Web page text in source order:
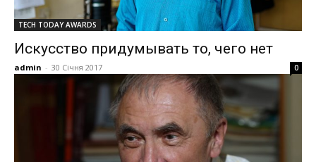
TECH TODAY AWARDS
Искусство придумывать то, чего нет
admin - 30 Січня 2017 0